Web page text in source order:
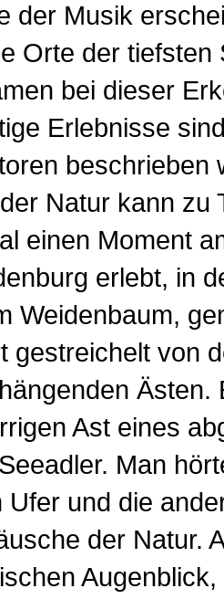
der Musik
Orte der tiefsten
bei dieser
Erlebnisse
beschrieben
Natur kann zu
einen Moment
erlebt, in
Weidenbaum,
gestreichelt von
Ästen.
Ast eines
Man
Ufer und die
der Natur.